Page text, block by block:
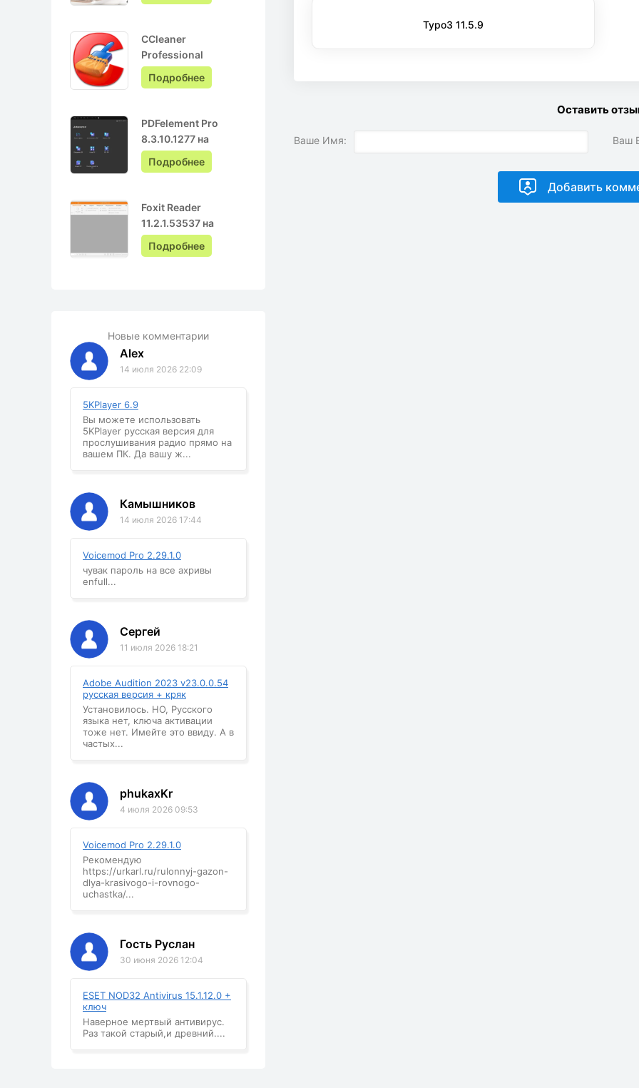
CCleaner
Professional
6.05.10110 + ключ
активации + Repack
Подробнее
PDFelement Pro
8.3.10.1277 на
Русском с ключом
Подробнее
Foxit Reader
11.2.1.53537 на
Русском
Подробнее
Новые комментарии
Alex
14 июля 2026 22:09
5KPlayer 6.9
Вы можете использовать
5KPlayer русская версия для
прослушивания радио прямо на
вашем ПК. Да вашу ж...
Камышников
14 июля 2026 17:44
Voicemod Pro 2.29.1.0
чувак пароль на все ахривы
enfull...
Сергей
11 июля 2026 18:21
Adobe Audition 2023 v23.0.0.54
русская версия + кряк
Установилось. НО, Русского
языка нет, ключа активации
тоже нет. Имейте это ввиду. А в
частых...
phukaxKr
4 июля 2026 09:53
Voicemod Pro 2.29.1.0
Рекомендую
https://urkarl.ru/rulonnyj-gazon-
dlya-krasivogo-i-rovnogo-
uchastka/...
Гость Руслан
30 июня 2026 12:04
ESET NOD32 Antivirus 15.1.12.0 +
ключ
Наверное мертвый антивирус.
Раз такой старый,и древний....
Typo3 11.5.9
Оставить
Ваше Имя: Ваш